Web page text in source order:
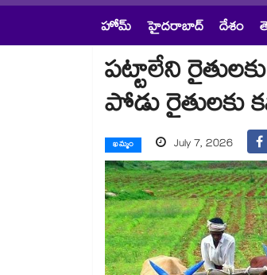
హోమ్ హైదరాబాద్ దేశం
పట్టాలేని
పోడు రైతులకు
ఖమ్మం July 7, 2026